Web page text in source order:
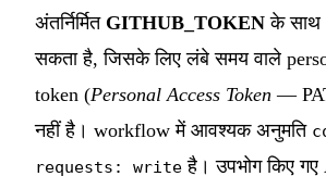
अंतर्निर्मित GITHUB_TOKEN के साथ
सकता है, जिसके लिए लंबे समय वाले
token (Personal Access Token —
नहीं है। workflow में आवश्यक अनुमति
requests: write है। उपभोग किए